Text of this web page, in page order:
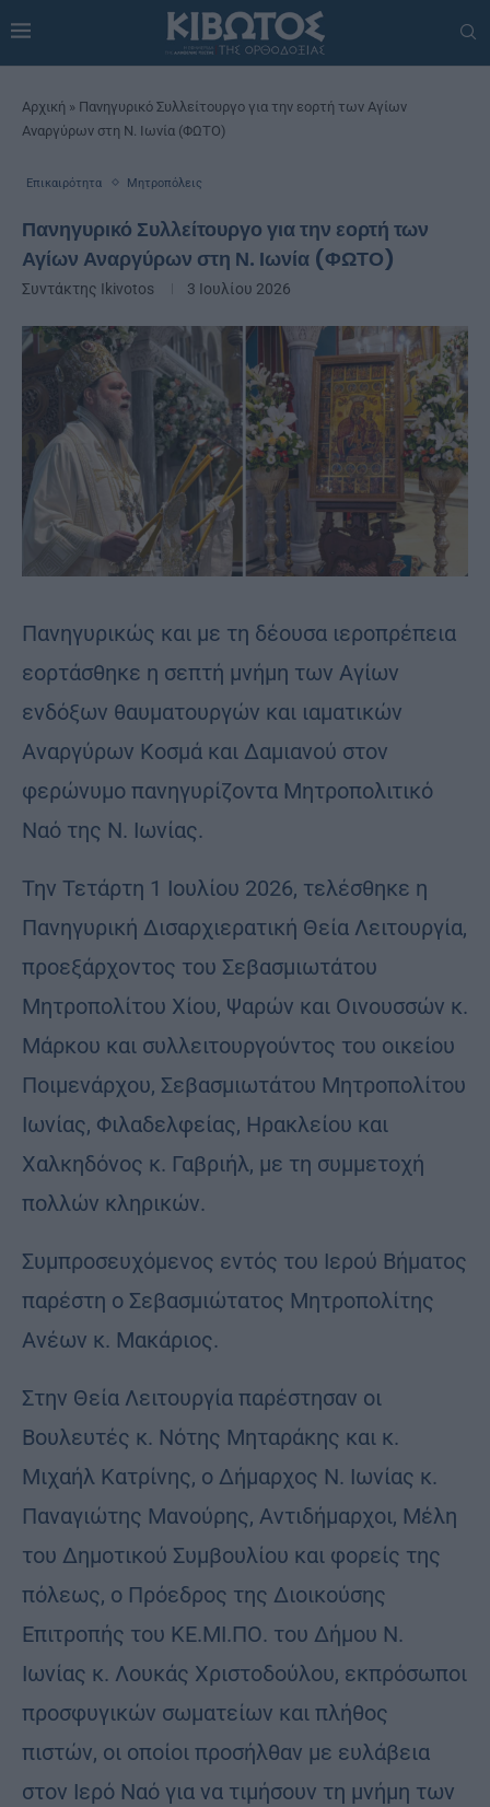
Αρχική » Πανηγυρικό Συλλείτουργο για την εορτή των Αγίων
Αναργύρων στη Ν. Ιωνία (ΦΩΤΟ)
Επικαιρότητα Μητροπόλεις
Πανηγυρικό Συλλείτουργο για την εορτή των
Αγίων Αναργύρων στη Ν. Ιωνία (ΦΩΤΟ)
Συντάκτης Ikivotos 3 Ιουλίου 2026
Πανηγυρικώς και με τη δέουσα ιεροπρέπεια
εορτάσθηκε η σεπτή μνήμη των Αγίων
ενδόξων θαυματουργών και ιαματικών
Αναργύρων Κοσμά και Δαμιανού στον
φερώνυμο πανηγυρίζοντα Μητροπολιτικό
Ναό της Ν. Ιωνίας.
Την Τετάρτη 1 Ιουλίου 2026, τελέσθηκε η
Πανηγυρική Δισαρχιερατική Θεία Λειτουργία,
προεξάρχοντος του Σεβασμιωτάτου
Μητροπολίτου Χίου, Ψαρών και Οινουσσών κ.
Μάρκου και συλλειτουργούντος του οικείου
Ποιμενάρχου, Σεβασμιωτάτου Μητροπολίτου
Ιωνίας, Φιλαδελφείας, Ηρακλείου και
Χαλκηδόνος κ. Γαβριήλ, με τη συμμετοχή
πολλών κληρικών.
Συμπροσευχόμενος εντός του Ιερού Βήματος
παρέστη ο Σεβασμιώτατος Μητροπολίτης
Ανέων κ. Μακάριος.
Στην Θεία Λειτουργία παρέστησαν οι
Βουλευτές κ. Νότης Μηταράκης και κ.
Μιχαήλ Κατρίνης, ο Δήμαρχος Ν. Ιωνίας κ.
Παναγιώτης Μανούρης, Αντιδήμαρχοι, Μέλη
του Δημοτικού Συμβουλίου και φορείς της
πόλεως, ο Πρόεδρος της Διοικούσης
Επιτροπής του ΚΕ.ΜΙ.ΠΟ. του Δήμου Ν.
Ιωνίας κ. Λουκάς Χριστοδούλου, εκπρόσωποι
προσφυγικών σωματείων και πλήθος
πιστών, οι οποίοι προσήλθαν με ευλάβεια
στον Ιερό Ναό για να τιμήσουν τη μνήμη των